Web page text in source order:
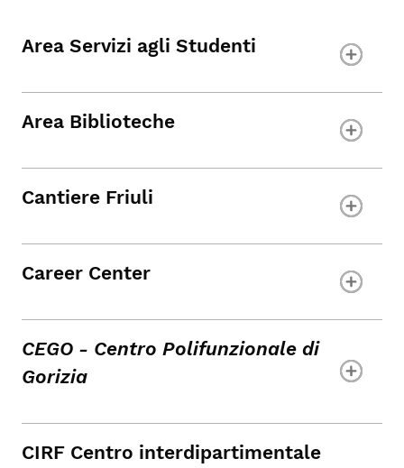
Area Servizi agli Studenti
Area Biblioteche
Cantiere Friuli
Career Center
CEGO - Centro Polifunzionale di
Gorizia
CIRF Centro interdipartimentale